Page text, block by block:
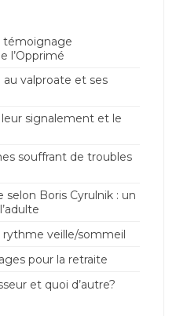
témoignage
l’Opprimé
au valproate et ses
signalement et le
souffrant de troubles
Boris Cyrulnik : un
rythme veille/sommeil
pour la retraite
et quoi d’autre?